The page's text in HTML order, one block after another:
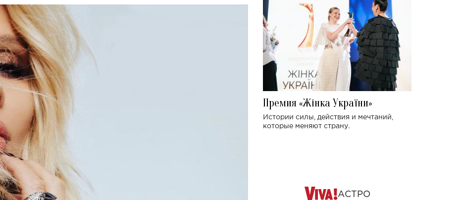
Премия «Жінка України»
Истории силы, действия и мечтаний,
которые меняют страну.
АСТРО